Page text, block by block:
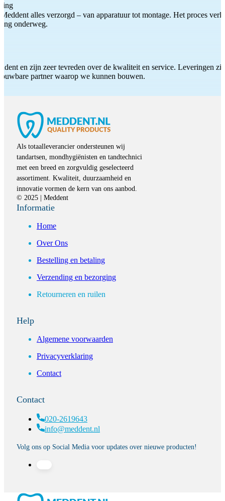
alles verzorgd – van apparatuur tot montage. Het proces
onderweg.
en zijn zeer tevreden over de kwaliteit en service. Leveringen
partner waarop we kunnen bouwen.
Als totaalleverancier ondersteunen wij
tandartsen, mondhygiënisten en tandtechnici
met een breed en zorgvuldig geselecteerd
assortiment. Kwaliteit, duurzaamheid en
innovatie vormen de kern van ons aanbod.
© 2025 | Meddent
Informatie
Home
Over Ons
Bestelling en betaling
Verzending en bezorging
Retourneren en ruilen
Help
Algemene voorwaarden
Privacyverklaring
Contact
Contact
020-2619643
info@meddent.nl
Volg ons op Social Media voor updates over nieuwe producten!